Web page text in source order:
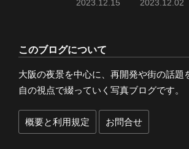
2023.12.15 2023.12.02
このブログについて
大阪の夜景を中心に、再開発や街の話題
自の視点で綴っていく写真ブログです。
概要と利用規定 お問合せ